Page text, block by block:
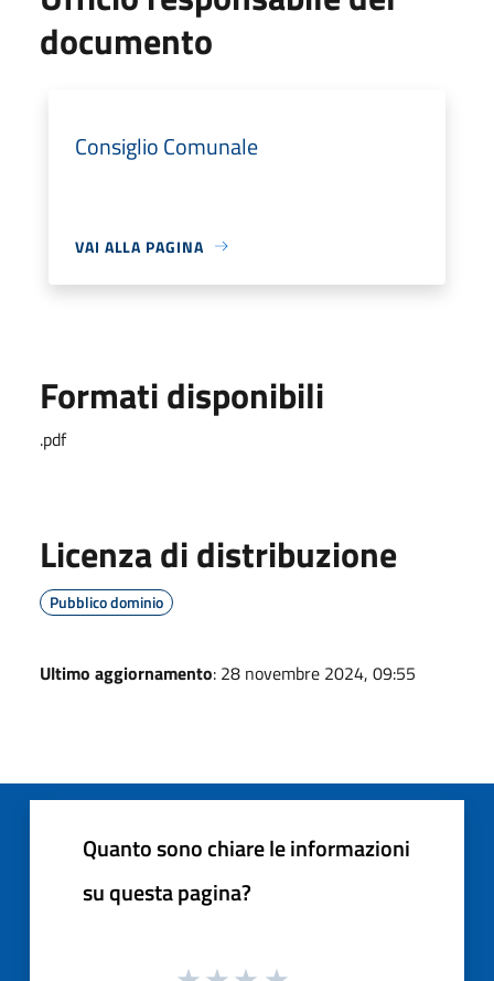
documento
Consiglio Comunale
VAI ALLA PAGINA
Formati disponibili
.pdf
Licenza di distribuzione
Pubblico dominio
Ultimo aggiornamento: 28 novembre 2024, 09:55
Quanto sono chiare le informazioni
su questa pagina?